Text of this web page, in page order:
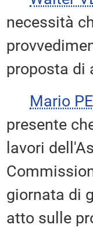
necessità
proposta di
Mario
presente
lavori
giornata di
atto sulle